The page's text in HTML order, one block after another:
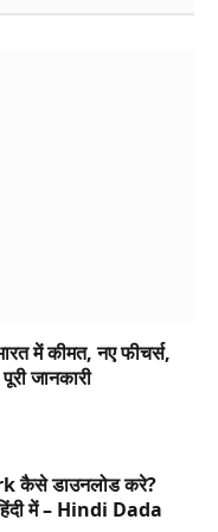
में कीमत, नए फीचर्स,
जानकारी
डाउनलोड करे?
में – Hindi Dada